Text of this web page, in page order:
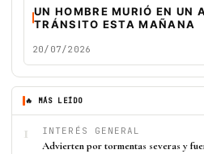
UN HOMBRE MURIÓ EN UN
TRÁNSITO ESTA MAÑANA
20/07/2026
🔥 MÁS LEÍDO
1 INTERÉS GENERAL
Advierten por tormentas severas y